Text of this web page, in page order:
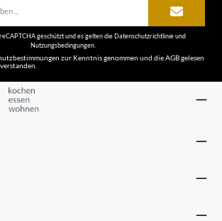
geschützt und es gelten dieDatenschutzrichtlinieund
Nutzungsbedingungen
zur Kenntnis genommen und dieAGBgelesen